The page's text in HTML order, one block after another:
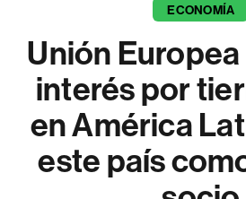
ECONOMÍA
Unión
interés por
en América
este país